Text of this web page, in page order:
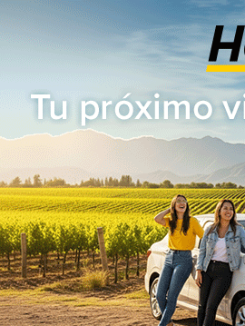
Domingo 9 de Agosto de 2026
17.9ºc | Buenos Aires, AR